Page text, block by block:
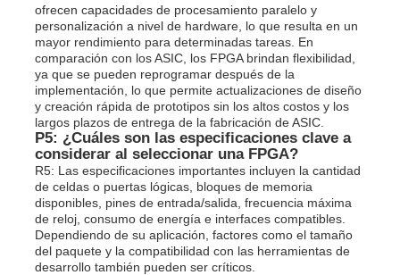
ofrecen capacidades de procesamiento paralelo y
personalización a nivel de hardware, lo que resulta en un
mayor rendimiento para determinadas tareas. En
comparación con los ASIC, los FPGA brindan flexibilidad,
ya que se pueden reprogramar después de la
implementación, lo que permite actualizaciones de diseño
y creación rápida de prototipos sin los altos costos y los
largos plazos de entrega de la fabricación de ASIC.
P5: ¿Cuáles son las especificaciones clave a
considerar al seleccionar una FPGA?
R5: Las especificaciones importantes incluyen la cantidad
de celdas o puertas lógicas, bloques de memoria
disponibles, pines de entrada/salida, frecuencia máxima
de reloj, consumo de energía e interfaces compatibles.
Dependiendo de su aplicación, factores como el tamaño
del paquete y la compatibilidad con las herramientas de
desarrollo también pueden ser críticos.